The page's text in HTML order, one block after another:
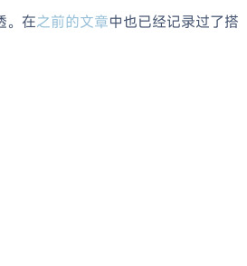
。在之前的文章中也已经记录过了搭